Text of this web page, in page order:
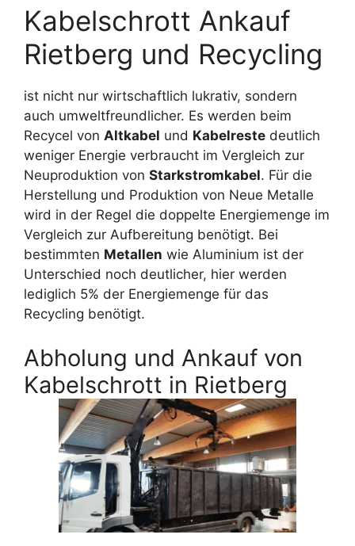
Kabelschrott Ankauf
Rietberg und Recycling
ist nicht nur wirtschaftlich lukrativ, sondern
auch umweltfreundlicher. Es werden beim
Recycel von Altkabel und Kabelreste deutlich
weniger Energie verbraucht im Vergleich zur
Neuproduktion von Starkstromkabel. Für die
Herstellung und Produktion von Neue Metalle
wird in der Regel die doppelte Energiemenge im
Vergleich zur Aufbereitung benötigt. Bei
bestimmten Metallen wie Aluminium ist der
Unterschied noch deutlicher, hier werden
lediglich 5% der Energiemenge für das
Recycling benötigt.
Abholung und Ankauf von
Kabelschrott in Rietberg